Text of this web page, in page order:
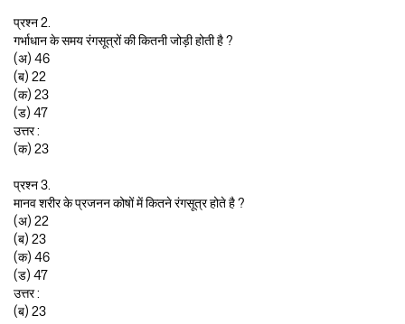
प्रश्न 2.
गर्भाधान के समय रंगसूत्रों की कितनी जोड़ी होती है ?
(अ) 46
(ब) 22
(क) 23
(ड) 47
उत्तर :
(क) 23
प्रश्न 3.
मानव शरीर के प्रजनन कोषों में कितने रंगसूत्र होते है ?
(अ) 22
(ब) 23
(क) 46
(ड) 47
उत्तर :
(ब) 23